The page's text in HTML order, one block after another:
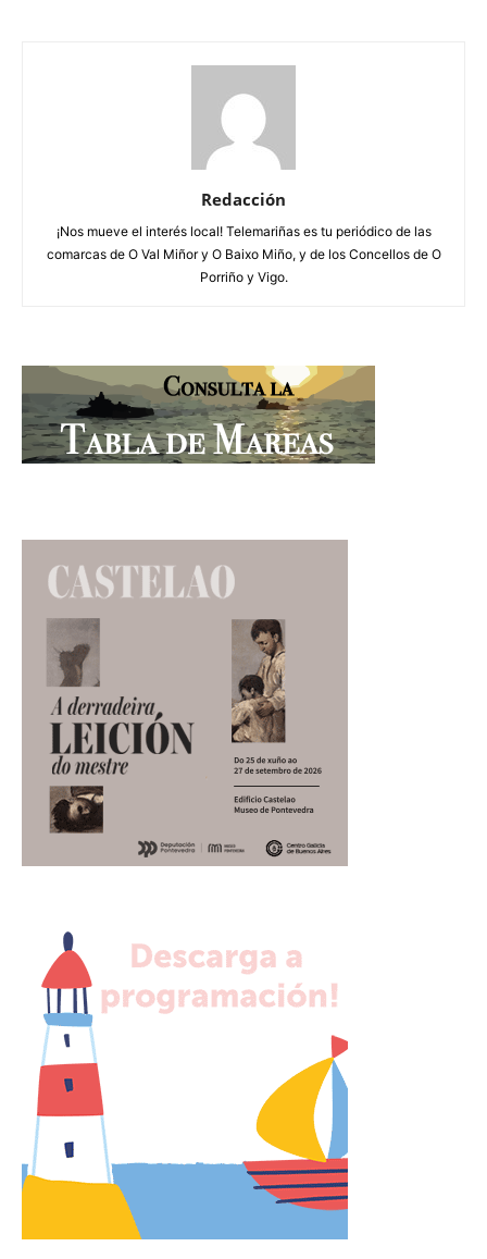
Redacción
¡Nos mueve el interés local! Telemariñas es tu periódico de las
comarcas de O Val Miñor y O Baixo Miño, y de los Concellos de O
Porriño y Vigo.